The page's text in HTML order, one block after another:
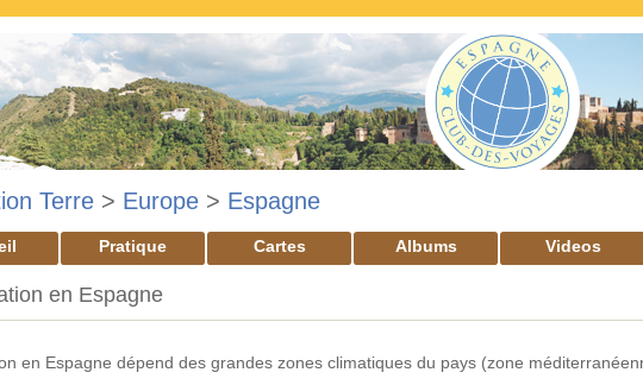
Terre > Europe > Espagne
Pratique Cartes Albums Videos
en Espagne
en Espagne dépend des grandes zones climatiques du pays (zone